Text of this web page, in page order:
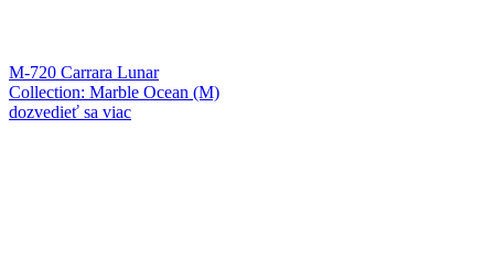
M-720 Carrara Lunar
Collection: Marble Ocean (M)
dozvedieť sa viac